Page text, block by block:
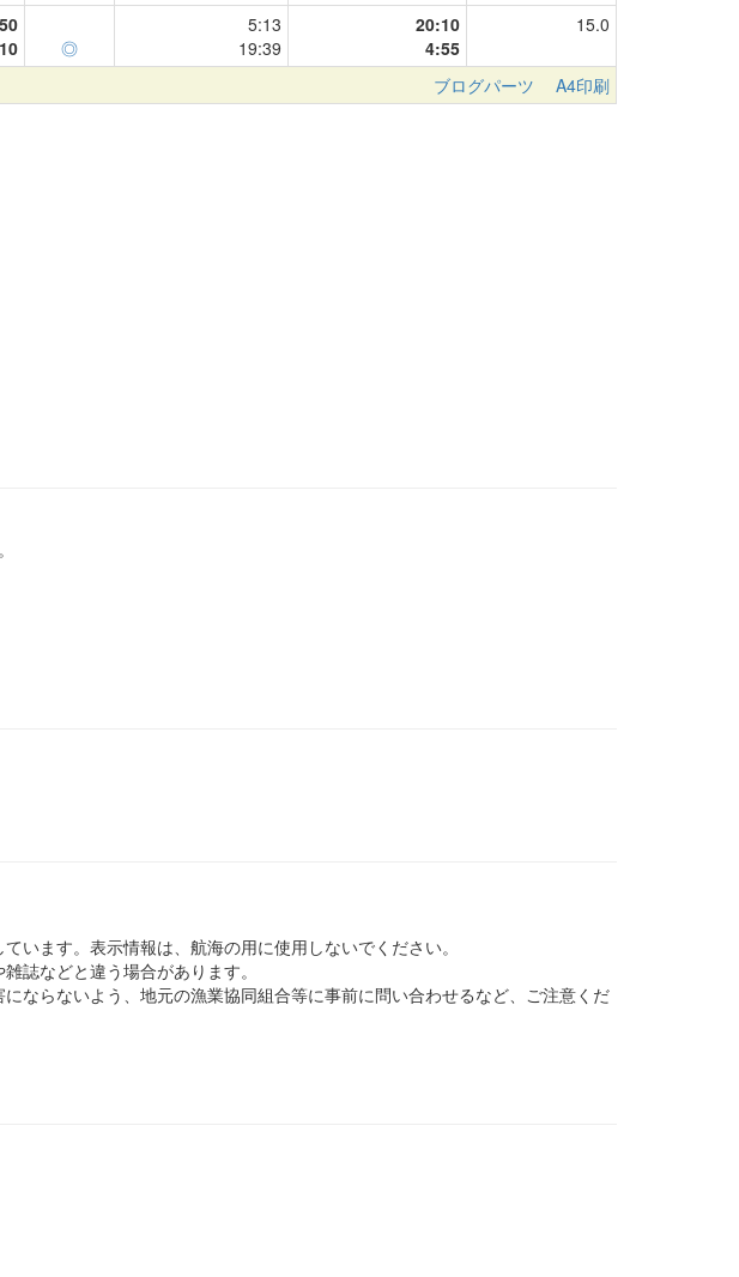
50
10
◎
5:13
19:39
20:10
4:55
15.0
ブログパーツ A4印刷
す。表示情報は、航海の用に使用しないでください。
誌などと違う場合があります。
ならないよう、地元の漁業協同組合等に事前に問い合わせるなど、ご注意くだ